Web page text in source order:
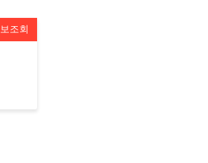
조회